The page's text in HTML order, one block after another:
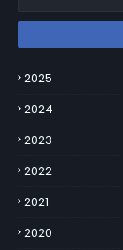
2025
2024
2023
2022
2021
2020